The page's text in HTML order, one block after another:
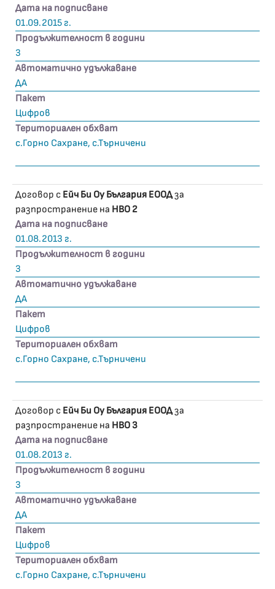
Дата на подписване
01.09.2015 г.
Продължителност в години
3
Автоматично удължаване
ДА
Пакет
Цифров
Териториален обхват
с.Горно Сахране, с.Търничени
Договор с Ейч Би Оу България ЕООДза
разпространение на HBO 2
Дата на подписване
01.08.2013 г.
Продължителност в години
3
Автоматично удължаване
ДА
Пакет
Цифров
Териториален обхват
с.Горно Сахране, с.Търничени
Договор с Ейч Би Оу България ЕООДза
разпространение на HBO 3
Дата на подписване
01.08.2013 г.
Продължителност в години
3
Автоматично удължаване
ДА
Пакет
Цифров
Териториален обхват
с.Горно Сахране, с.Търничени